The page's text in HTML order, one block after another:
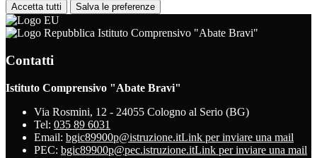
Accetta tutti Salva le preferenze
Istituto Comprensivo "Abate Bravi"
Contatti
Istituto Comprensivo "Abate Bravi"
Via Rosmini, 12 - 24055 Cologno al Serio (BG)
Tel: 035 89 6031
Email: bgic89900p@istruzione.itLink per inviare una mail
PEC: bgic89900p@pec.istruzione.itLink per inviare una mail